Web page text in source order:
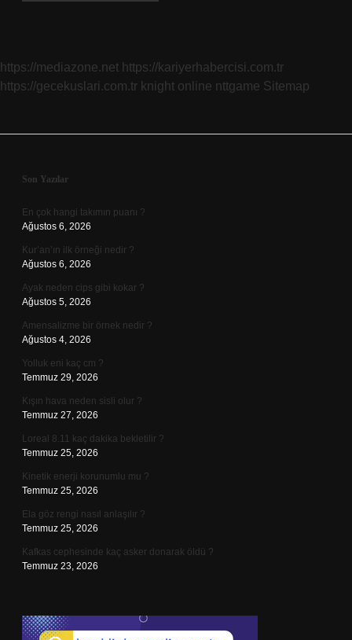
https://mediazone.net https://kariyerhabercisi.com.tr
https://gecekuslari.com.tr knight online nttgame Sitemap
Sidebar
Son Yazılar
En çok hangi takımın puanı ?
Ağustos 6, 2026
Kur’an’ın ilk örneği nedir ?
Ağustos 6, 2026
Ayak neden cips gibi kokar ?
Ağustos 5, 2026
Amensalizme bir örnek nedir ?
Ağustos 4, 2026
Yolluk eni kaç cm ?
Temmuz 29, 2026
Kışın hava neden sisli olur ?
Temmuz 27, 2026
Loreal 8.11 kaç dakika bekletilir ?
Temmuz 25, 2026
Kinetik enerji korunumlu mu ?
Temmuz 25, 2026
Ela göz rengi nasıl anlaşılır ?
Temmuz 25, 2026
Kafkas cephesinde kaç asker donarak öldü ?
Temmuz 23, 2026